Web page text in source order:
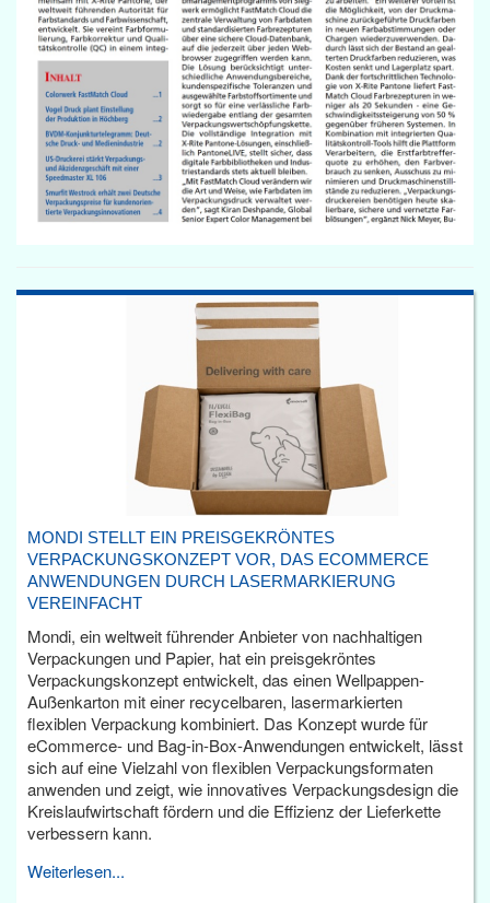
MONDI STELLT EIN PREISGEKRÖNTES
VERPACKUNGSKONZEPT VOR, DAS ECOMMERCE
ANWENDUNGEN DURCH LASERMARKIERUNG
VEREINFACHT
Mondi, ein weltweit führender Anbieter von nachhaltigen
Verpackungen und Papier, hat ein preisgekröntes
Verpackungskonzept entwickelt, das einen Wellpappen-
Außenkarton mit einer recycelbaren, lasermarkierten
flexiblen Verpackung kombiniert. Das Konzept wurde für
eCommerce- und Bag-in-Box-Anwendungen entwickelt, lässt
sich auf eine Vielzahl von flexiblen Verpackungsformaten
anwenden und zeigt, wie innovatives Verpackungsdesign die
Kreislaufwirtschaft fördern und die Effizienz der Lieferkette
verbessern kann.
Weiterlesen...